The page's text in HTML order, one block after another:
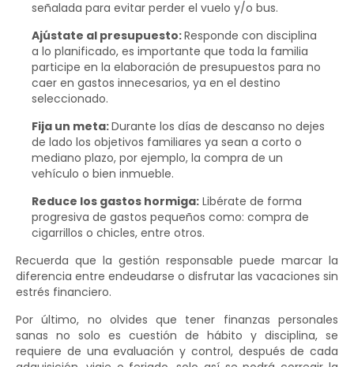
señalada para evitar perder el vuelo y/o bus.
Ajústate al presupuesto:Responde con disciplina
a lo planificado, es importante que toda la familia
participe en la elaboración de presupuestos para no
caer en gastos innecesarios, ya en el destino
seleccionado.
Fija un meta:Durante los días de descanso no dejes
de lado los objetivos familiares ya sean a corto o
mediano plazo, por ejemplo, la compra de un
vehículo o bien inmueble.
Reduce los gastos hormiga: Libérate de forma
progresiva de gastos pequeños como: compra de
cigarrillos o chicles, entre otros.
Recuerda que la gestión responsable puede marcar la
diferencia entre endeudarse o disfrutar las vacaciones sin
estrés financiero.
Por último, no olvides que tener finanzas personales
sanas no solo es cuestión de hábito y disciplina, se
requiere de una evaluación y control, después de cada